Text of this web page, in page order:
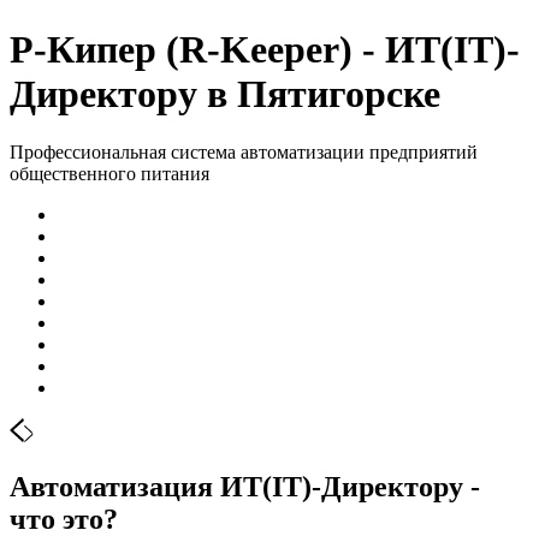
Р-Кипер (R-Keeper) - ИТ(IT)-
Директору в Пятигорске
Профессиональная система автоматизации предприятий
общественного питания
Автоматизация ИТ(IT)-Директору -
что это?